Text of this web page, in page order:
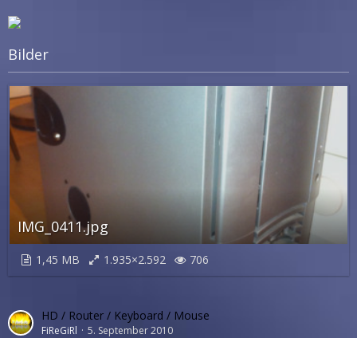
Bilder
IMG_0411.jpg
1,45 MB 1.935×2.592 706
HD / Router / Keyboard / Mouse
FiReGiRl 5. September 2010